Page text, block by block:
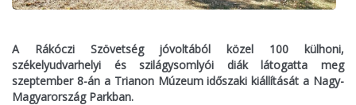
A Rákóczi Szövetség jóvoltából közel 100 külhoni,
székelyudvarhelyi és szilágysomlyói diák látogatta meg
szeptember 8-án a Trianon Múzeum időszaki kiállítását a Nagy-
Magyarország Parkban.